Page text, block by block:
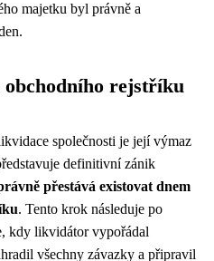
majetku byl právně a
obchodního rejstříku
společnosti je její výmaz
definitivní zánik
přestává existovat dnem
. Tento krok následuje po
kdy likvidátor vypořádal
všechny závazky a připravil